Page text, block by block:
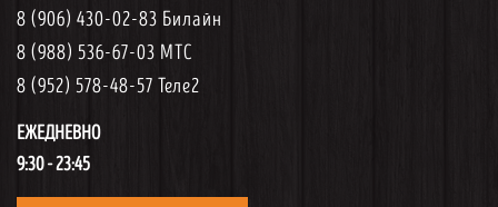
8 (906) 430-02-83 Билайн
8 (988) 536-67-03 МТС
8 (952) 578-48-57 Теле2
ЕЖЕДНЕВНО
9:30 - 23:45